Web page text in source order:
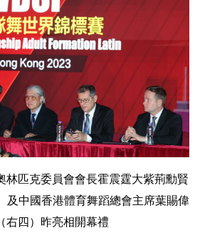
林匹克委員會會長霍震霆大紫荊勳賢
及中國香港體育舞蹈總會主席葉賜偉
右四）昨亮相開幕禮